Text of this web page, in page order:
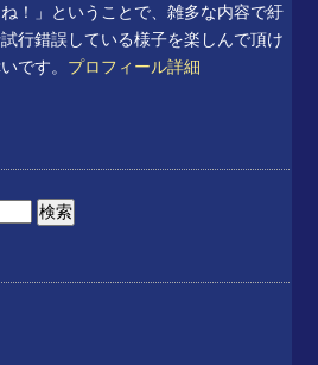
！」ということで、雑多な内容で紆
行錯誤している様子を楽しんで頂け
です。 プロフィール詳細